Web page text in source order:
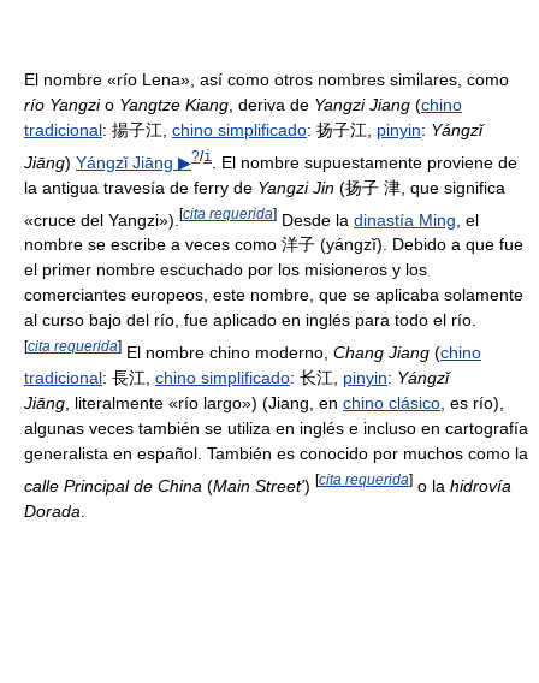
El nombre «río Lena», así como otros nombres similares, como
río Yangzio Yangtze Kiang , deriva de Yangzi Jiang (chino
tradicional: 揚子江, chino simplificado: 扬子江, pinyin: Yángzǐ
Jiāng) Yángzǐ Jiāng ▶?/i . El nombre supuestamente proviene de
la antigua travesía de ferry de Yangzi Jin (扬子 津, que significa
«cruce del Yangzi»). [cita requerida] Desde la dinastía Ming , el
nombre se escribe a veces como 洋子 (yángzĭ). Debido a que fue
el primer nombre escuchado por los misioneros y los
comerciantes europeos, este nombre, que se aplicaba solamente
al curso bajo del río, fue aplicado en inglés para todo el río.
[cita requerida] El nombre chino moderno, Chang Jiang (chino
tradicional: 長江, chino simplificado: 长江, pinyin: Yángzǐ
Jiāng , literalmente «río largo») (Jiang, en chino clásico , es río),
algunas veces también se utiliza en inglés e incluso en cartografía
generalista en español. También es conocido por muchos como la
calle Principal de China (Main Street') [cita requerida] o la hidrovía
Dorada